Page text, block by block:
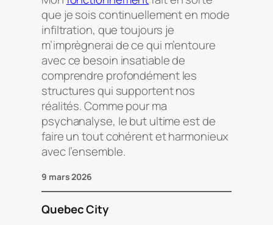
que je sois continuellement en mode
infiltration, que toujours je
m’imprègnerai de ce qui m’entoure
avec ce besoin insatiable de
comprendre profondément les
structures qui supportent nos
réalités. Comme pour ma
psychanalyse, le but ultime est de
faire un tout cohérent et harmonieux
avec l’ensemble.
9 mars 2026
Quebec City